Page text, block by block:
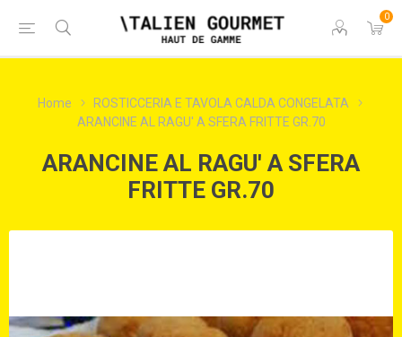
0
Home
ROSTICCERIA E TAVOLA CALDA CONGELATA
ARANCINE AL RAGU' A SFERA FRITTE GR.70
ARANCINE AL RAGU' A SFERA
FRITTE GR.70